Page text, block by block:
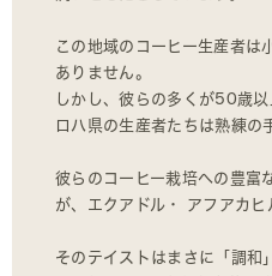
この地域のコーヒー生産者は
ありません。
しかし、彼らの多くが50歳
ロハ県の生産者たちは熟練の
彼らのコーヒー栽培への豊富
が、エクアドル・ アフアカヒ
そのテイストはまさに「調和